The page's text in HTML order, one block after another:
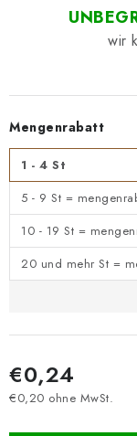
Mengenrabatt
1 - 4 St
5 - 9 St =
10 - 19 St =
20 und mehr St =
€0,24
€0,20 ohne MwSt.